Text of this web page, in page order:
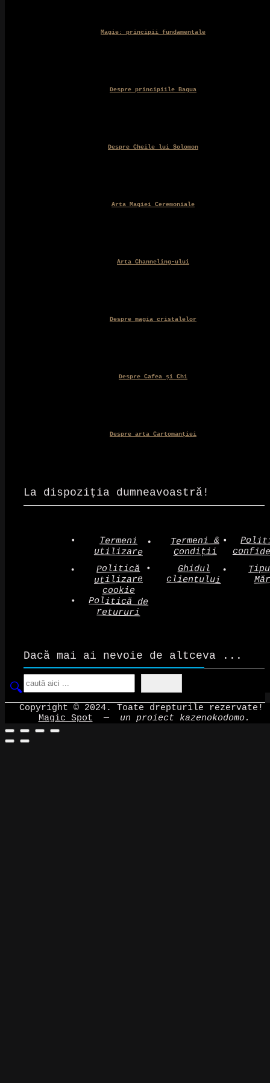
Magie: principii fundamentale
Despre principiile Bagua
Despre Cheile lui Solomon
Arta Magiei Ceremoniale
Arta Channeling-ului
Despre magia cristalelor
Despre Cafea și Chi
Despre arta Cartomanției
La dispoziția dumneavoastră!
Termeni
utilizare
Termeni &
Condiții
Politică
utilizare
cookie
Ghidul
clientului
Politică de
retururi
Dacă mai ai nevoie de altceva ...
Copyright © 2024. Toate drepturile rezervate!
Magic Spot — un proiect kazenokodomo.